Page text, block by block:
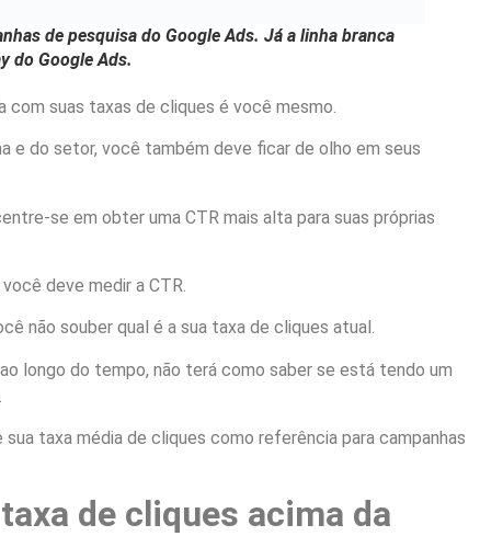
de pesquisa do Google Ads. Já a linha branca
do Google Ads.
suas taxas de cliques é você mesmo.
e do setor, você também deve ficar de olho em seus
se em obter uma CTR mais alta para suas próprias
deve medir a CTR.
não souber qual é a sua taxa de cliques atual.
longo do tempo, não terá como saber se está tendo um
taxa média de cliques como referência para campanhas
de cliques acima da